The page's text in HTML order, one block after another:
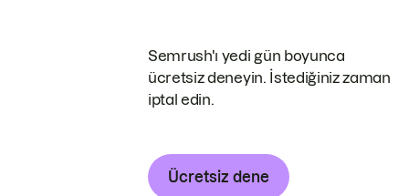
Semrush'ı yedi gün boyunca
ücretsiz deneyin. İstediğiniz zaman
iptal edin.
Ücretsiz dene